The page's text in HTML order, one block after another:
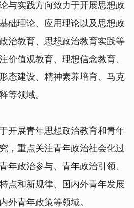
实践方向致力于开展思想政
础理论、应用理论以及思想政
治教育、思想政治教育实践等
价值观教育、理想信念教育、
态建设、精神素养培育、马克
等领域。
展青年思想政治教育和青年
，重点关注青年政治社会化过
年政治参与、青年政治引领、
点和新规律、国内外青年发展
外青年政策等领域。